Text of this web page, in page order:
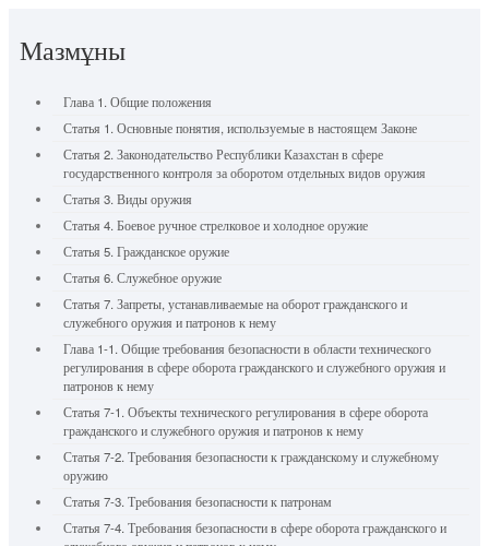
Мазмұны
Глава 1. Общие положения
Статья 1. Основные понятия, используемые в настоящем Законе
Статья 2. Законодательство Республики Казахстан в сфере
государственного контроля за оборотом отдельных видов оружия
Статья 3. Виды оружия
Статья 4. Боевое ручное стрелковое и холодное оружие
Статья 5. Гражданское оружие
Статья 6. Служебное оружие
Статья 7. Запреты, устанавливаемые на оборот гражданского и
служебного оружия и патронов к нему
Глава 1-1. Общие требования безопасности в области технического
регулирования в сфере оборота гражданского и служебного оружия и
патронов к нему
Статья 7-1. Объекты технического регулирования в сфере оборота
гражданского и служебного оружия и патронов к нему
Статья 7-2. Требования безопасности к гражданскому и служебному
оружию
Статья 7-3. Требования безопасности к патронам
Статья 7-4. Требования безопасности в сфере оборота гражданского и